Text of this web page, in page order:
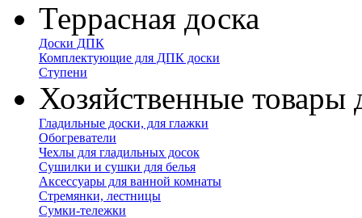
Террасная доска
Доски ДПК
Комплектующие для ДПК доски
Ступени
Хозяйственные товары
Гладильные доски, для глажки
Обогреватели
Чехлы для гладильных досок
Сушилки и сушки для белья
Аксессуары для ванной комнаты
Стремянки, лестницы
Сумки-тележки